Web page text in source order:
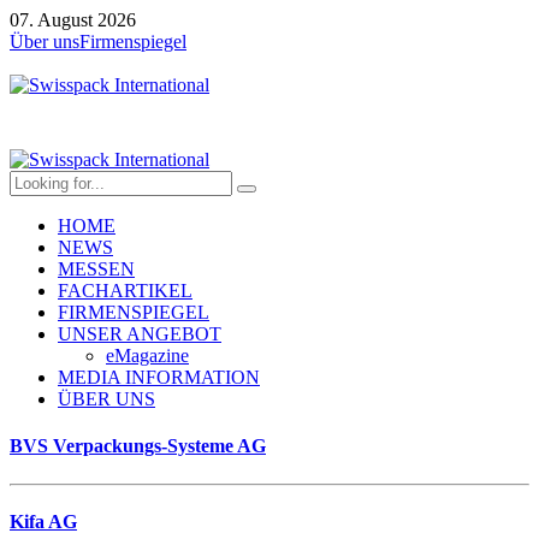
07. August 2026
Über unsFirmenspiegel
HOME
NEWS
MESSEN
FACHARTIKEL
FIRMENSPIEGEL
UNSER ANGEBOT
eMagazine
MEDIA INFORMATION
ÜBER UNS
BVS Verpackungs-Systeme AG
Kifa AG